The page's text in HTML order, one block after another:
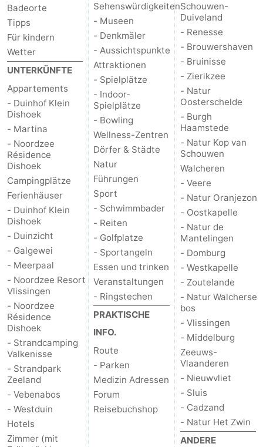
Spielplätze
Bowling
Wellness-
Zentren
Dörfer
&
Städte
Natur
Führungen
-
Schwimmbader
-
Reiten
-
Golfplatze
-
Sportangeln
Essen
und
trinken
Veranstaltungen
Ringstechen
Praktisch
Forum
Route
-
Parken
Reisebuchshop
Badeorte
Tipps
Für kindern
Wetter
UNTERKÜNFTE
Appartements
- Duinhof Klein
Dishoek
- Martina
- Noordzee
Résidence
Dishoek
Campingplätze
Ferienhäuser
- Duinhof Klein
Dishoek
- Duinzicht
- Galgewei
- Meerpaal
- Noordzee Resort
Vlissingen
- Noordzee
Résidence
Dishoek
- Strandcamping
Valkenisse
- Strandpark
Zeeland
- Vebenabos
- Westduin
Hotels
Zimmer (mit
Sehenswürdigkeiten
- Museen
- Denkmäler
- Aussichtspunkte
Attraktionen
- Spielplätze
- Indoor-
Spielplätze
- Bowling
Wellness-Zentren
Dörfer & Städte
Natur
Führungen
Sport
- Schwimmbader
- Reiten
- Golfplatze
- Sportangeln
Essen und trinken
Veranstaltungen
- Ringstechen
PRAKTISCHE
INFO.
Route
- Parken
Medizin Adressen
Forum
Reisebuchshop
Schouwen-
Duiveland
- Renesse
- Brouwershaven
- Bruinisse
- Zierikzee
- Natur
Oosterschelde
- Burgh
Haamstede
- Natur Kop van
Schouwen
Walcheren
- Veere
- Natur Oranjezon
- Oostkapelle
- Natur de
Mantelingen
- Domburg
- Westkapelle
- Zoutelande
- Natur Walcherse
bos
- Vlissingen
- Middelburg
Zeeuws-
Vlaanderen
- Nieuwvliet
- Sluis
- Cadzand
- Natur Het Zwin
ANDERE